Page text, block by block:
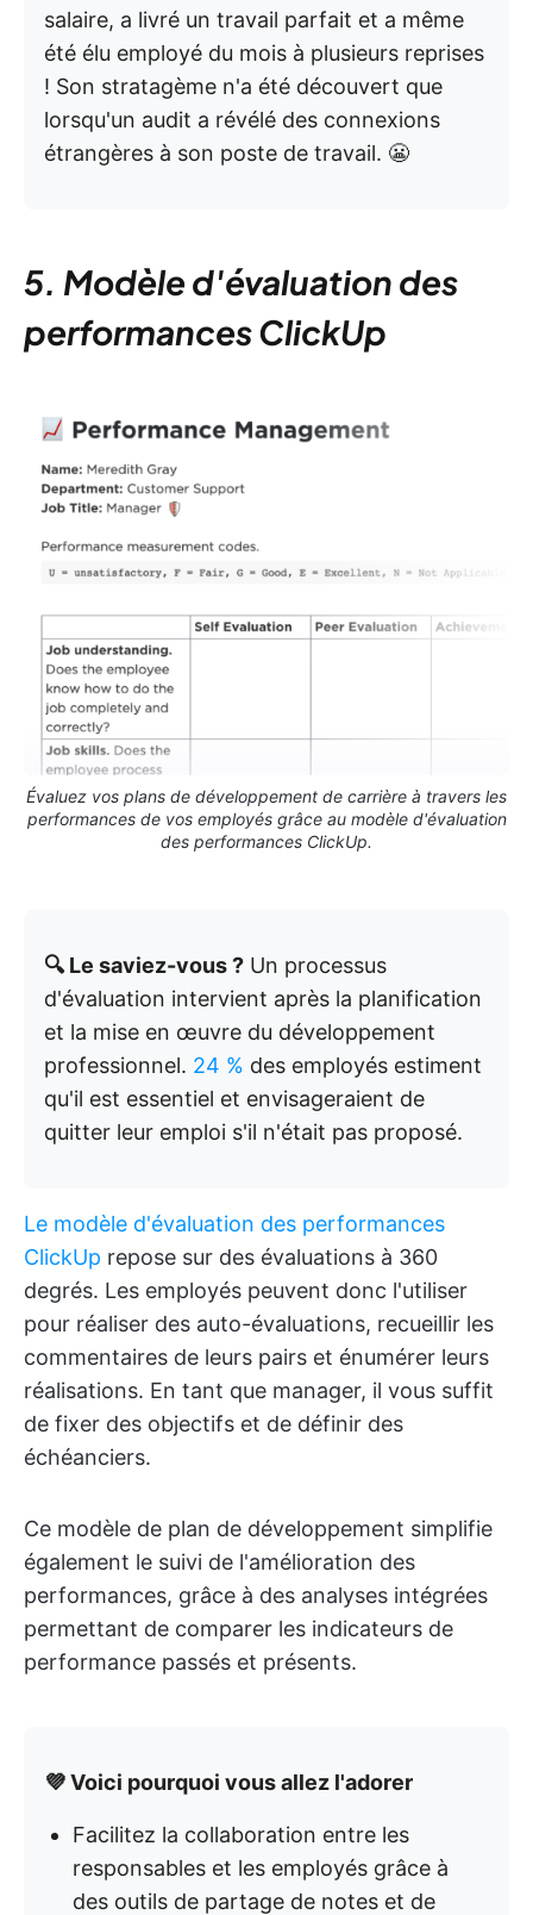
salaire, a livré un travail parfait et a même
été élu employé du mois à plusieurs reprises
! Son stratagème n'a été découvert que
lorsqu'un audit a révélé des connexions
étrangères à son poste de travail. 😬
5. Modèle d'évaluation des
performances ClickUp
Évaluez vos plans de développement de carrière à travers les
performances de vos employés grâce au modèle d'évaluation
des performances ClickUp.
🔍 Le saviez-vous ? Un processus
d'évaluation intervient après la planification
et la mise en œuvre du développement
professionnel. 24 % des employés estiment
qu'il est essentiel et envisageraient de
quitter leur emploi s'il n'était pas proposé.
Le modèle d'évaluation des performances
ClickUp repose sur des évaluations à 360
degrés. Les employés peuvent donc l'utiliser
pour réaliser des auto-évaluations, recueillir les
commentaires de leurs pairs et énumérer leurs
réalisations. En tant que manager, il vous suffit
de fixer des objectifs et de définir des
échéanciers.
Ce modèle de plan de développement simplifie
également le suivi de l'amélioration des
performances, grâce à des analyses intégrées
permettant de comparer les indicateurs de
performance passés et présents.
💜 Voici pourquoi vous allez l'adorer
Facilitez la collaboration entre les
responsables et les employés grâce à
des outils de partage de notes et de